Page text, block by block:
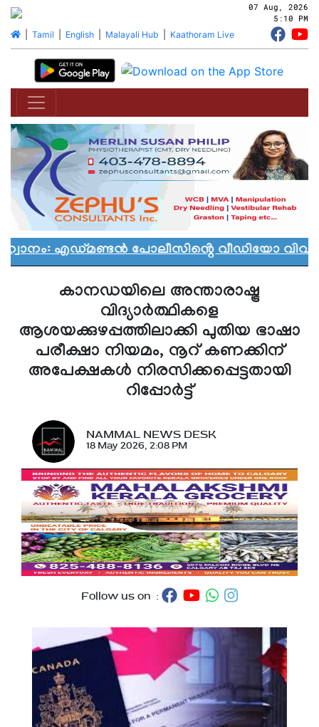
07 Aug, 2026
5:10 PM
| Tamil English| Malayali Hub Kaathoram Live
എഡ്മണ്ടൻ പോലീസിൻ്റെ വീഡിയോ
കാനഡയിലെ അന്താരാഷ്ട്ര
വിദ്യാർത്ഥികളെ
ആശയക്കുഴപ്പത്തിലാക്കി പുതിയ ഭാഷാ
പരീക്ഷാ നിയമം, നൂറ് കണക്കിന്
അപേക്ഷകൾ നിരസിക്കപ്പെട്ടതായി
റിപ്പോർട്ട്
NAMMAL NEWS DESK
18 May 2026, 2:08 PM
Follow us on :